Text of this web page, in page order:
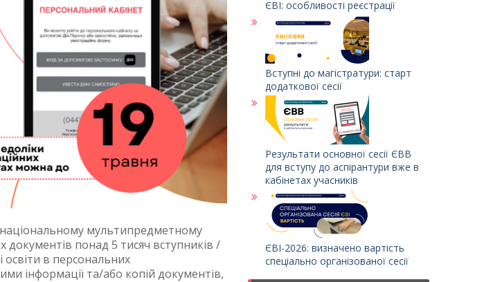
національному мультипредметному
понад 5 тисяч вступників /
в персональних
інформації та/або копій документів,
ЄВІ: особливості реєстрації
Вступні до магістратури: старт
додаткової сесії
Результати основної сесії ЄВВ
для вступу до аспірантури вже в
кабінетах учасників
ЄВІ-2026: визначено вартість
спеціально організованої сесії